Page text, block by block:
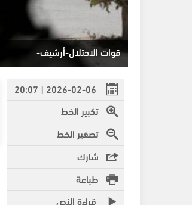
قوات الاحتلال-أرشيف-
2026-02-06 | 20:07
تكبير الخط
تصغير الخط
شارك
طباعة
قراءة النص